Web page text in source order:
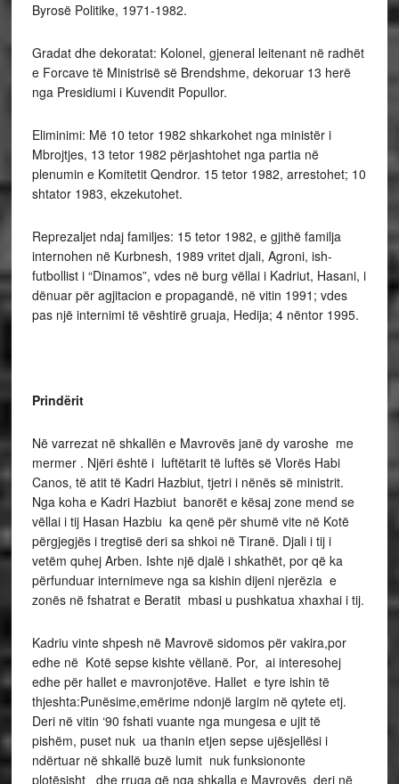
Byrosë Politike, 1971-1982.
Gradat dhe dekoratat: Kolonel, gjeneral leitenant në radhët
e Forcave të Ministrisë së Brendshme, dekoruar 13 herë
nga Presidiumi i Kuvendit Popullor.
Eliminimi: Më 10 tetor 1982 shkarkohet nga ministër i
Mbrojtjes, 13 tetor 1982 përjashtohet nga partia në
plenumin e Komitetit Qendror. 15 tetor 1982, arrestohet; 10
shtator 1983, ekzekutohet.
Reprezaljet ndaj familjes: 15 tetor 1982, e gjithë familja
internohen në Kurbnesh, 1989 vritet djali, Agroni, ish-
futbollist i “Dinamos”, vdes në burg vëllai i Kadriut, Hasani, i
dënuar për agjitacion e propagandë, në vitin 1991; vdes
pas një internimi të vështirë gruaja, Hedija; 4 nëntor 1995.
Prindërit
Në varrezat në shkallën e Mavrovës janë dy varoshe me
mermer . Njëri është i luftëtarit të luftës së Vlorës Habi
Canos, të atit të Kadri Hazbiut, tjetri i nënës së ministrit.
Nga koha e Kadri Hazbiut banorët e kësaj zone mend se
vëllai i tij Hasan Hazbiu ka qenë për shumë vite në Kotë
përgjegjës i tregtisë deri sa shkoi në Tiranë. Djali i tij i
vetëm quhej Arben. Ishte një djalë i shkathët, por që ka
përfunduar internimeve nga sa kishin dijeni njerëzia e
zonës në fshatrat e Beratit mbasi u pushkatua xhaxhai i tij.
Kadriu vinte shpesh në Mavrovë sidomos për vakira,por
edhe në Kotë sepse kishte vëllanë. Por, ai interesohej
edhe për hallet e mavronjotëve. Hallet e tyre ishin të
thjeshta:Punësime,emërime ndonjë largim në qytete etj.
Deri në vitin ‘90 fshati vuante nga mungesa e ujit të
pishëm, puset nuk ua thanin etjen sepse ujësjellësi i
ndërtuar në shkallë buzë lumit nuk funksiononte
plotësisht dhe rruga që nga shkalla e Mavrovës deri në